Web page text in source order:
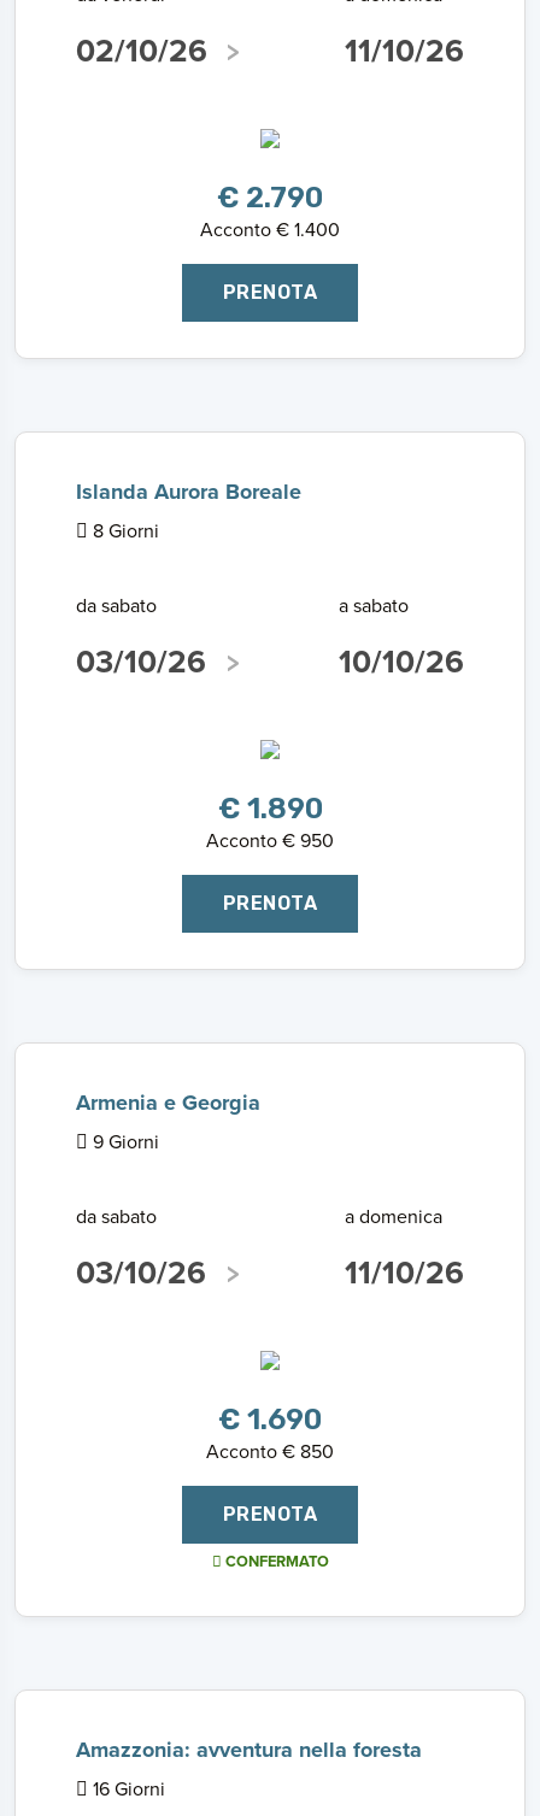
02/10/26 11/10/26
€ 2.790
Acconto € 1.400
PRENOTA
Islanda Aurora Boreale
8 Giorni
da sabato
03/10/26
a sabato
10/10/26
€ 1.890
Acconto € 950
PRENOTA
Armenia e Georgia
9 Giorni
da sabato
03/10/26
a domenica
11/10/26
€ 1.690
Acconto € 850
PRENOTA
CONFERMATO
Amazzonia: avventura nella foresta
16 Giorni